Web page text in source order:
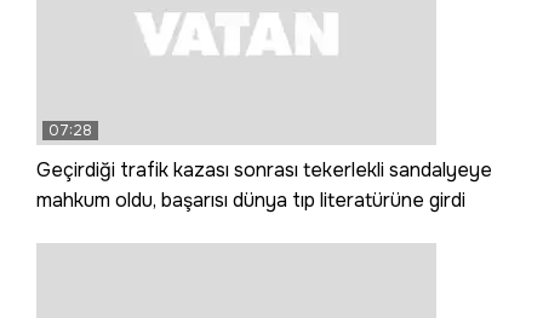
07:28
Geçirdiği trafik kazası sonrası tekerlekli sandalyeye
mahkum oldu, başarısı dünya tıp literatürüne girdi